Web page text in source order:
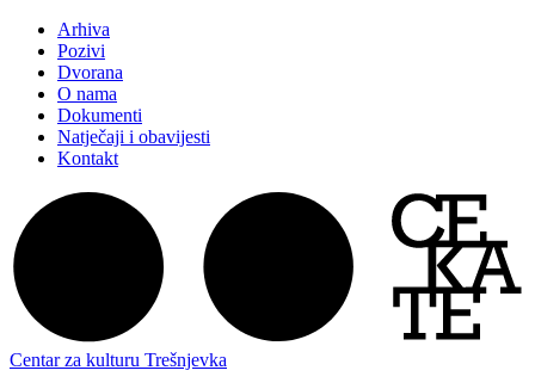
Arhiva
Pozivi
Dvorana
O nama
Dokumenti
Natječaji i obavijesti
Kontakt
Centar za kulturu Trešnjevka